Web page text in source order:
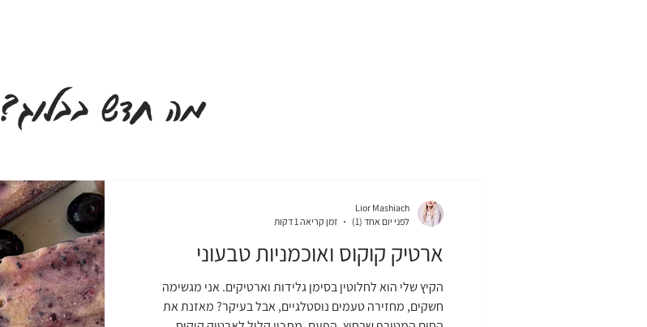
מה חדש בבלוג?
ארטיק קוקוס ואוכמניות טבעוני
הקיץ שלי הוא לחלוטין בסימן גלידות וארטיקים. אני מגשימה
חשקים, מחזירה טעמים נוסטלגיים, אבל בעיקר? מאזנת את
Lior Mashiach
לפני יום אחד (1)
זמן קריאה 1 דקות